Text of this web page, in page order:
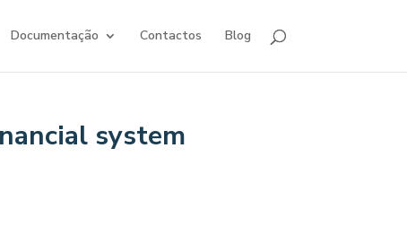
Documentação Contactos Blog
system